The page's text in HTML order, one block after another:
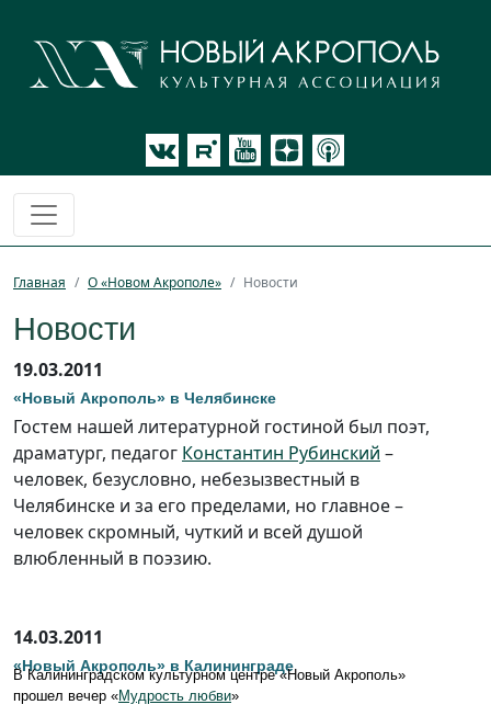
Главная О «Новом Акрополе» Новости
Новости
19.03.2011
«Новый Акрополь» в Челябинске
Гостем нашей литературной гостиной был поэт,
драматург, педагог Константин Рубинский –
человек, безусловно, небезызвестный в
Челябинске и за его пределами, но главное –
человек скромный, чуткий и всей душой
влюбленный в поэзию.
14.03.2011
«Новый Акрополь» в Калининграде
В Калининградском культурном центре «Новый Акрополь»
прошел вечер «Мудрость любви»